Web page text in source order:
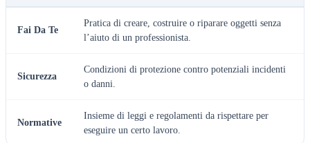
Fai Da Te
Pratica di creare, costruire o riparare oggetti senza
l’aiuto di un professionista.
Sicurezza
Condizioni di protezione contro potenziali incidenti
o danni.
Normative
Insieme di leggi e regolamenti da rispettare per
eseguire un certo lavoro.